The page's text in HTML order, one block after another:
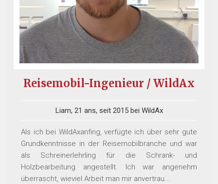
Reisemobil-Ingenieur / WildAx
Liam, 21 ans, seit 2015 bei WildAx
Als ich bei WildAxanfing, verfügte ich über sehr gute
Grundkenntnisse in der Reisemobilbranche und war
als Schreinerlehrling für die Schrank- und
Holzbearbeitung angestellt. Ich war angenehm
überrascht, wieviel Arbeit man mir anvertrau...